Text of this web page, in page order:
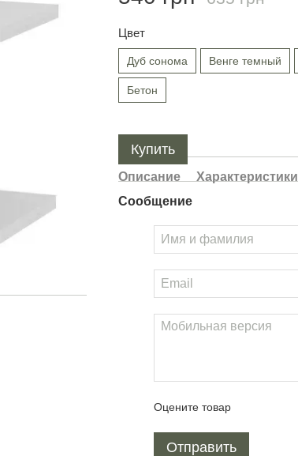
Цвет
Дуб сонома Венге темный
Бетон
Купить
Описание
Характеристики
Сообщение
Оцените товар
Отправить